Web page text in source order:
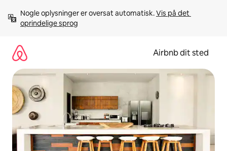
videre
Nogle oplysninger er oversat automatisk. Vis på det
oprindelige sprog
Airbnb dit sted